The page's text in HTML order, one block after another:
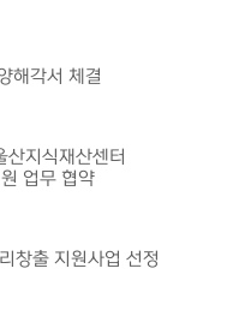
해각서 체결
지식재산센터
업무 협약
창출 지원사업 선정